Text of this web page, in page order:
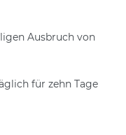
Ausbruch von
für zehn Tage